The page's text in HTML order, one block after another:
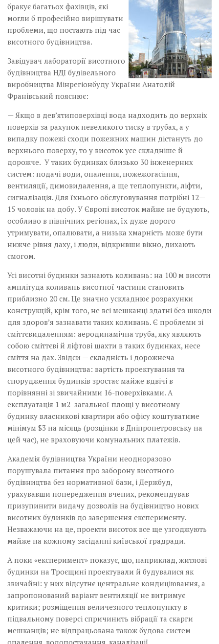
бракує багатьох фахівців, які
могли б професійно вирішувати
проблеми, що постають під час
висотного будівництва.
Завідувач лабораторії висотного
будівництва НДІ будівельного
виробництва Мінрегіонбуду України Анатолій
Франівський пояснює:
— Якщо в дев’ятиповерхівці вода надходить до верхніх
поверхів за рахунок невеликого тиску в трубах, а у
випадку пожежі сходи пожежних машин дістануть до
верхнього поверху, то у висоток усе складніше й
дорожче. У таких будинках близько 30 інженерних
систем: подачі води, опалення, пожежогасіння,
вентиляції, димовидалення, а ще теплопункти, ліфти,
сигналізація. Для їхнього обслуговування потрібні 12—
15 чоловік на добу. У Європі висоток майже не будують,
особливо в північних регіонах, їх дуже дорого
утримувати, опалювати, а низька хмарність може бути
нижче рівня даху, і люди, відкривши вікно, дихають
смогом.
Усі висотні будинки зазнають коливань: на 100 м висоти
амплітуда коливань висотної частини становить
приблизно 20 см. Це значно ускладнює розрахунки
конструкцій, крім того, не всі мешканці здатні без шкоди
для здоров’я зазнавати таких коливань. Є проблеми зі
сміттєвидаленням: аеродинамічна труба, яку являють
собою сміттєві й ліфтові шахти в таких будинках, несе
сміття на дах. Звідси — складність і дорожнеча
висотного будівництва: вартість проектування та
спорудження будинків зростає майже вдвічі в
порівнянні зі звичайними 16-поверхівками. А
експлуатація 1 м2 загальної площі у висотному
будинку власникові квартири або офісу коштуватиме
мінімум $3 на місяць (розцінки в Дніпропетровську на
цей час), не враховуючи комунальних платежів.
Академія будівництва України неодноразово
порушувала питання про заборону висотного
будівництва без нормативної бази, і Держбуд,
урахувавши попередження вчених, рекомендував
призупинити видачу дозволів на будівництво нових
висотних будинків до завершення експерименту.
Незважаючи на це, проекти висоток все ще узгод­жують
майже на кожному засіданні київської градради.
А поки «експеримент» показує, що, наприклад, житлові
будинки на Троєщині проектували й будувалися як
звичайні: у них відсутнє центральне кондиціювання, а
запропонований варіант вентиляції не витримує
критики; розміщення величезного теплопункту в
підвальному поверсі спричинить вібрації та скарги
мешканців; не відпрацьована також будова систем
опалення, водопостачання, каналізації,